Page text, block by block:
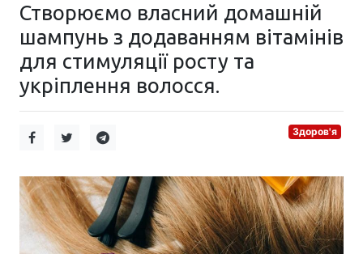
Створюємо власний домашній
шампунь з додаванням вітамінів
для стимуляції росту та
укріплення волосся.
Здоров'я